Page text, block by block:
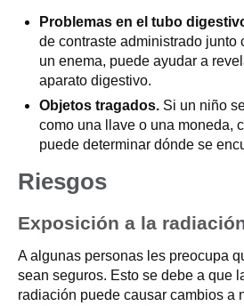
Problemas en el tubo
de contraste administrado junto
un enema, puede ayudar a
aparato digestivo.
Objetos tragados. Si un niño
como una llave o una moneda,
puede determinar dónde se
Riesgos
Exposición a la
A algunas personas les preocupa
sean seguros. Esto se debe a que
radiación puede causar cambios a